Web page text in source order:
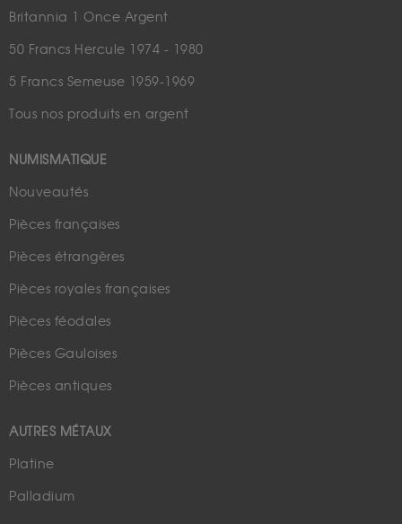
Britannia 1 Once Argent
50 Francs Hercule 1974 - 1980
5 Francs Semeuse 1959-1969
Tous nos produits en argent
NUMISMATIQUE
Nouveautés
Pièces françaises
Pièces étrangères
Pièces royales françaises
Pièces féodales
Pièces Gauloises
Pièces antiques
AUTRES MÉTAUX
Platine
Palladium